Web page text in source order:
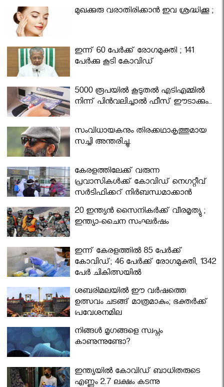
മുഖക്കുരു വരാതിരിക്കാന്‍ ഇവ ശ്രദ്ധിക്കൂ ;
ഇന്ന് 60 പേർക്ക് രോഗമുക്തി ; 141
പേര്‍ക്കു കൂടി കോവിഡ്
5000 രൂപയിൽ കൂടുതൽ എടിഎമ്മിൽ
നിന്ന് പിൻവലിച്ചാൽ ഫീസ് ഈടാക്കും..
സംവിധായകനും തിരക്കഥാകൃത്തുമായ
സച്ചി അന്തരിച്ചു.
കേരളത്തിലേക്ക് വരുന്ന
പ്രവാസികള്‍ക്ക് കോവിഡ് നെഗറ്റീവ്
സര്‍ട്ടിഫിക്കറ്റ് നിർബന്ധമാക്കാൻ
മന്ത്രിസഭ
20 ഇന്ത്യൻ സൈനികർക്ക് വീരമൃത്യു ;
ഇന്ത്യാ-ചൈന സംഘർഷം
ഇന്ന് കേരളത്തിൽ 85 പേർക്ക്
കോവിഡ്; 46 പേർക്ക് രോഗമുക്തി, 1342
പേർ ചികിത്സയിൽ
ശബരിമലയില്‍ ഈ വർഷത്തെ
ഉത്സവം ചടങ്ങ് മാത്രമാകും; ഭക്തർക്ക്
പ്രവേശനമില്ല
നിങ്ങള്‍ മൃഗങ്ങളെ സ്വപ്നം
കാണുന്നുണ്ടോ?
ഇന്ത്യയിൽ കോവിഡ് ബാധിതരുടെ
എണ്ണം 2.7 ലക്ഷം കടന്നു